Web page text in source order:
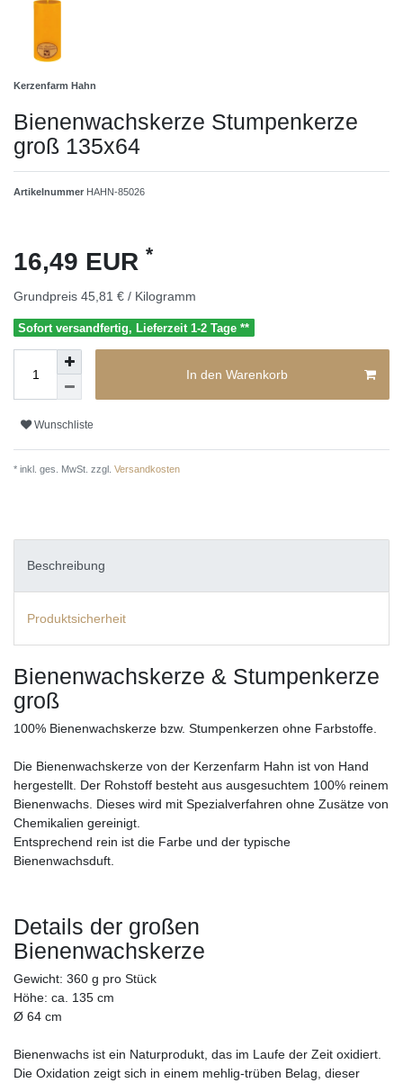
Kerzenfarm Hahn
Bienenwachskerze Stumpenkerze
groß 135x64
Artikelnummer HAHN-85026
16,49 EUR *
Grundpreis 45,81 € / Kilogramm
Sofort versandfertig, Lieferzeit 1-2 Tage **
In den Warenkorb
Wunschliste
* inkl. ges. MwSt. zzgl. Versandkosten
Beschreibung
Produktsicherheit
Bienenwachskerze & Stumpenkerze
groß
100% Bienenwachskerze bzw. Stumpenkerzen ohne Farbstoffe.
Die Bienenwachskerze von der Kerzenfarm Hahn ist von Hand
hergestellt. Der Rohstoff besteht aus ausgesuchtem 100% reinem
Bienenwachs. Dieses wird mit Spezialverfahren ohne Zusätze von
Chemikalien gereinigt.
Entsprechend rein ist die Farbe und der typische
Bienenwachsduft.
Details der großen
Bienenwachskerze
Gewicht: 360 g pro Stück
Höhe: ca. 135 cm
Ø 64 cm
Bienenwachs ist ein Naturprodukt, das im Laufe der Zeit oxidiert.
Die Oxidation zeigt sich in einem mehlig-trüben Belag, dieser